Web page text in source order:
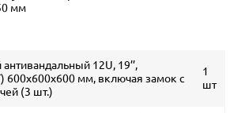
мм
12U, 19’’,
600х600х600 мм, включая замок с
(3 шт.)
1
шт